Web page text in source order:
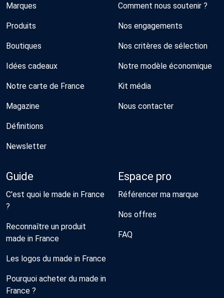
Marques
Produits
Boutiques
Idées cadeaux
Notre carte de France
Magazine
Définitions
Newsletter
Comment nous soutenir ?
Nos engagements
Nos critères de sélection
Notre modèle économique
Kit média
Nous contacter
Guide
C'est quoi le made in France
?
Reconnaître un produit
made in France
Les logos du made in France
Pourquoi acheter du made in
France ?
Espace pro
Référencer ma marque
Nos offres
FAQ